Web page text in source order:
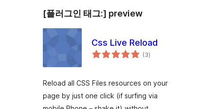
[플러그인 태그:] preview
Css Live Reload
(3전
체)
Reload all CSS Files resources on your
page by just one click (if surfing via